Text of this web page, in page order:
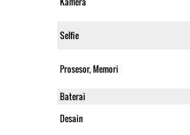
Selfie
Prosesor, Memori
Baterai
Desain